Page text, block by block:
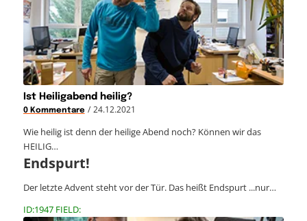
Ist Heiligabend heilig?
0 Kommentare / 24.12.2021
Wie heilig ist denn der heilige Abend noch? Können wir das
HEILIG…
Endspurt!
Der letzte Advent steht vor der Tür. Das heißt Endspurt ...nur…
ID:1947 FIELD: